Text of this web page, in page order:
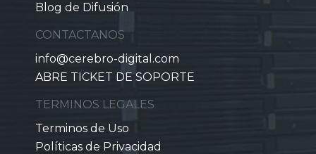
Blog de Difusión
CONTACTANOS
info@cerebro-digital.com
ABRE TICKET DE SOPORTE
TERMINOS LEGALES
Terminos de Uso
Políticas de Privacidad